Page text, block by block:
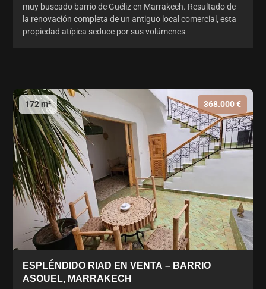
muy buscado barrio de Guéliz en Marrakech. Resultado de
la renovación completa de un antiguo local comercial, esta
propiedad atípica seduce por sus volúmenes
172 m² 368.000 €
ESPLÉNDIDO RIAD EN VENTA – BARRIO
ASOUEL, MARRAKECH